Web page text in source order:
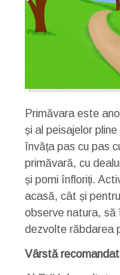
Primăvara este
și al peisajelor
învăța pas cu pas
primăvară, cu
și pomi înfloriți.
acasă, cât și
observe natura, să
dezvolte răbdarea
Vârstă